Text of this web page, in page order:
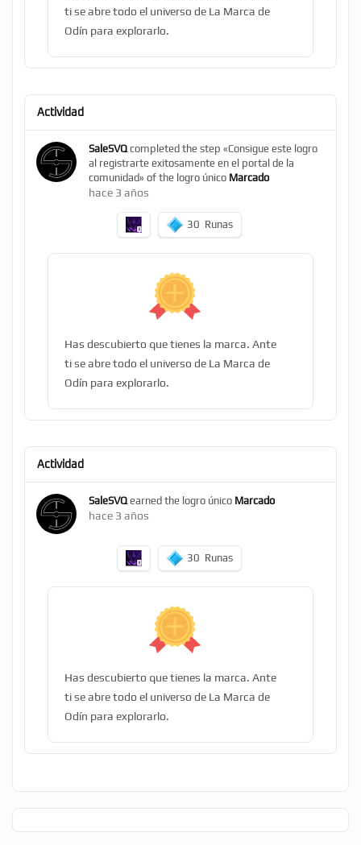
ti se abre todo el universo de La Marca de
Odín para explorarlo.
Actividad
SaleSVQcompleted the step «Consigue este logro
al registrarte exitosamente en el portal de la
comunidad» of the logro único Marcado
hace 3 años
30 Runas
Has descubierto que tienes la marca. Ante
ti se abre todo el universo de La Marca de
Odín para explorarlo.
Actividad
SaleSVQearned the logro único Marcado
hace 3 años
30 Runas
Has descubierto que tienes la marca. Ante
ti se abre todo el universo de La Marca de
Odín para explorarlo.